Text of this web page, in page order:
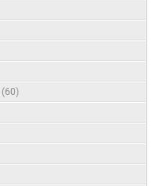
(60)